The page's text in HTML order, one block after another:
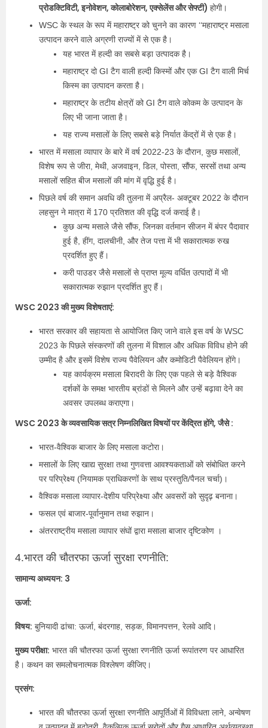
प्रोडक्टिविटी, इनोवेशन, कोलाबोरेशन, एक्सेलेंस और सेफ्टी) होगी।
WSC के स्थल के रूप में महाराष्ट्र को चुनने का कारण ‘‘महाराष्ट्र मसाला
उत्पादन करने वाले अग्रणी राज्यों में से एक है।
यह भारत में हल्दी का सबसे बड़ा उत्पादक है।
महाराष्ट्र दो GI टैग वाली हल्दी किस्मों और एक GI टैग वाली मिर्च
किस्म का उत्पादन करता है।
महाराष्ट्र के तटीय क्षेत्रों को GI टैग वाले कोकम के उत्पादन के
लिए भी जाना जाता है।
यह राज्य मसालों के लिए सबसे बड़े निर्यात केंद्रों में से एक है।
भारत में मसाला व्यापार के बारे में वर्ष 2022-23 के दौरान, कुछ मसालों,
विशेष रूप से जीरा, मेथी, अजवाइन, डिल, पोस्ता, सौंफ, सरसों तथा अन्य
मसालों सहित बीज मसालों की मांग में वृद्धि हुई है।
पिछले वर्ष की समान अवधि की तुलना में अप्रैल- अक्टूबर 2022 के दौरान
लहसुन ने मात्रा में 170 प्रतिशत की वृद्धि दर्ज कराई है।
कुछ अन्य मसाले जैसे सौंफ, जिनका वर्तमान सीजन में बंपर पैदावार
हुई है, हींग, दालचीनी, और तेज पत्ता में भी सकारात्मक रुख
प्रदर्शित हुए हैं।
करी पाउडर जैसे मसालों से प्राप्त मूल्य वर्धित उत्पादों में भी
सकारात्मक रुझान प्रदर्शित हुए हैं।
WSC 2023 की मुख्य विशेषताएं:
भारत सरकार की सहायता से आयोजित किए जाने वाले इस वर्ष के WSC
2023 के पिछले संस्करणों की तुलना में विशाल और अधिक विविध होने की
उम्मीद है और इसमें विशेष राज्य पैवेलियन और कमोडिटी पैवेलियन होंगे।
यह कार्यक्रम मसाला बिरादरी के लिए एक पहले से बड़े वैश्विक
दर्शकों के समक्ष भारतीय ब्रांडों से मिलने और उन्हें बढ़ावा देने का
अवसर उपलब्ध कराएगा।
WSC 2023 के व्यवसायिक सत्र निम्नलिखित विषयों पर केंद्रित होंगे, जैसे :
भारत-वैश्विक बाजार के लिए मसाला कटोरा।
मसालों के लिए खाद्य सुरक्षा तथा गुणवत्ता आवश्यकताओं को संबोधित करने
पर परिप्रेक्ष्य (नियामक प्राधिकरणों के साथ प्रस्तुति/पैनल चर्चा)।
वैश्विक मसाला व्यापार-देशीय परिप्रेक्ष्या और अवसरों को सुदृढ़ बनाना।
फसल एवं बाजार-पूर्वानुमान तथा रुझान।
अंतरराष्ट्रीय मसाला व्यापार संघों द्वारा मसाला बाजार दृष्टिकोण ।
4.भारत की चौतरफा ऊर्जा सुरक्षा रणनीति:
सामान्य अध्ययन: 3
ऊर्जा:
विषय: बुनियादी ढांचा: ऊर्जा, बंदरगाह, सड़क, विमानपत्तन, रेलवे आदि।
मुख्य परीक्षा: भारत की चौतरफा ऊर्जा सुरक्षा रणनीति ऊर्जा रूपांतरण पर आधारित
है। कथन का समलोचनात्मक विश्लेषण कीजिए।
प्रसंग:
भारत की चौतरफा ऊर्जा सुरक्षा रणनीति आपूर्तिओं में विविधता लाने, अन्वेषण